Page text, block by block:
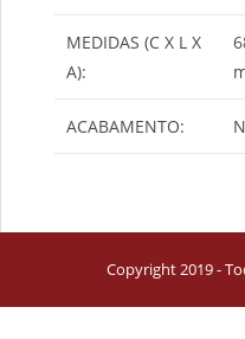
MEDIDAS (C X L X
A):
ACABAMENTO:
Copyright 2019 -